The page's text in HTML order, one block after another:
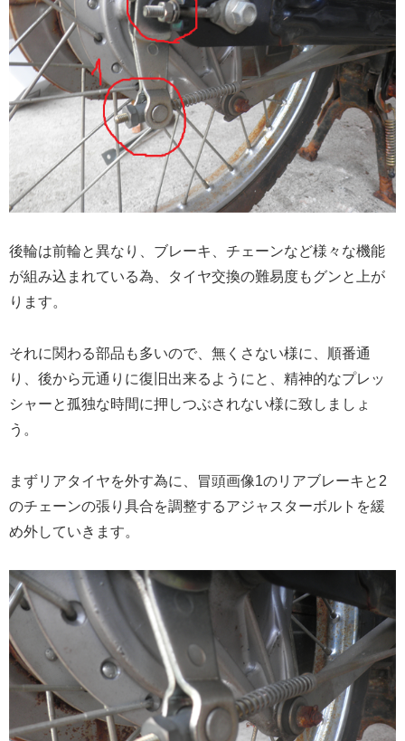
後輪は前輪と異なり、ブレーキ、チェーンなど様々な機能
が組み込まれている為、タイヤ交換の難易度もグンと上が
ります。
それに関わる部品も多いので、無くさない様に、順番通
り、後から元通りに復旧出来るようにと、精神的なプレッ
シャーと孤独な時間に押しつぶされない様に致しましょ
う。
まずリアタイヤを外す為に、冒頭画像1のリアブレーキと2
のチェーンの張り具合を調整するアジャスターボルトを緩
め外していきます。